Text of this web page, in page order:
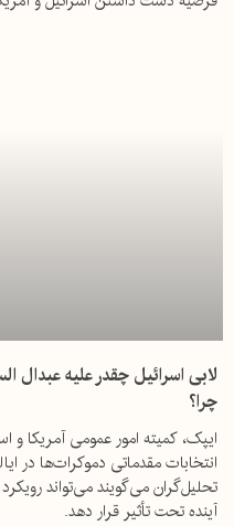
لابی اسرائیل چقدر علیه عبدال‌
چرا؟
ایپک، کمیته امور عمومی آمریکا
انتخابات مقدماتی دموکرات‌ها در
تحلیل‌گران می‌گویند می‌تواند
آینده تحت تأثیر قرار دهد.